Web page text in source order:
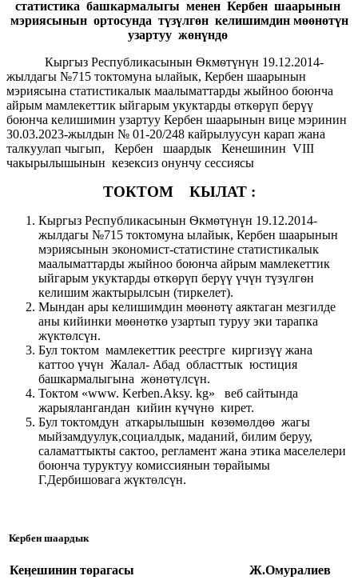
статистика башкармалыгы менен Кербен шаарынын
мэриясынын ортосунда түзүлгөн келишимдин мөөнөтүн
узартуу жөнүндө
Кыргыз Республикасынын Ѳкмѳтүнүн 19.12.2014-
жылдагы №715 токтомуна ылайык, Кербен шаарынын
мэриясына статистикалык маалыматтарды жыйноо боюнча
айрым мамлекеттик ыйгарым укуктарды өткөрүп берүү
боюнча келишимин узартуу Кербен шаарынын вице мэринин
30.03.2023-жылдын № 01-20/248 кайрылуусун карап жана
талкуулап чыгып, Кербен шаардык Кенешинин VIII
чакырылышынын кезексиз онунчу сессиясы
ТОКТОМ КЫЛАТ :
Кыргыз Республикасынын Ѳкмѳтүнүн 19.12.2014-
жылдагы №715 токтомуна ылайык, Кербен шаарынын
мэриясынын экономист-статистине статистикалык
маалыматтарды жыйноо боюнча айрым мамлекеттик
ыйгарым укуктарды өткөрүп берүү үчүн түзүлгѳн
келишим жактырылсын (тиркелет).
Мындан ары келишимдин мөөнөтү аяктаган мезгилде
аны кийинки мөөнөткө узартып туруу эки тарапка
жүктөлсүн.
Бул токтом мамлекеттик реестрге киргизүү жана
каттоо үчүн Жалал- Абад областтык юстиция
башкармалыгына жөнөтүлсүн.
Токтом «www. Kerben.Aksy. kg» веб сайтында
жарыялангандан кийин күчүнө кирет.
Бул токтомдун аткарылышын көзөмөлдөө жагы
мыйзамдуулук,социалдык, маданий, билим беруу,
саламаттыкты сактоо, регламент жана этика маселелери
боюнча туруктуу комиссиянын төрайымы
Г.Дербишовага жүктөлсүн.
Кербен шаардык
Кеӊешинин төрагасы Ж.Омуралиев